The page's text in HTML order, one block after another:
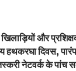
और
हथकरघा दिवस,
नेटवर्क के पांच